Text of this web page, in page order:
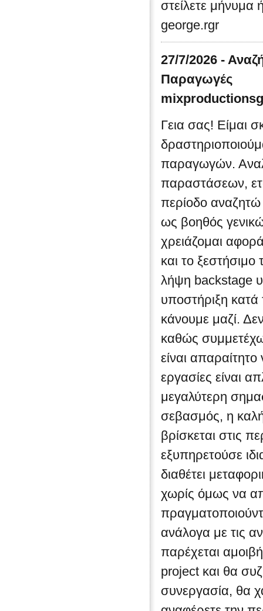
στείλετε μήνυμα
george.rgr
27/7/2026 -
Παραγωγές
Γεια σας! Είμαι
παραγωγών.
παραστάσεων,
περίοδο
ως βοηθός
χρειάζομαι
και το
λήψη backstage
υποστήριξη
κάνουμε μαζί.
καθώς
είναι
εργασίες είναι
μεγαλύτερη
σεβασμός, η
βρίσκεται στις
εξυπηρετούσε
διαθέτει
χωρίς όμως να
ανάλογα με τις
παρέχεται
project και θα
συνεργασία, θα